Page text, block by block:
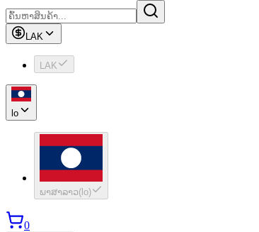
LAK
LAK
lo
ພາສາລາວ( lo)
0